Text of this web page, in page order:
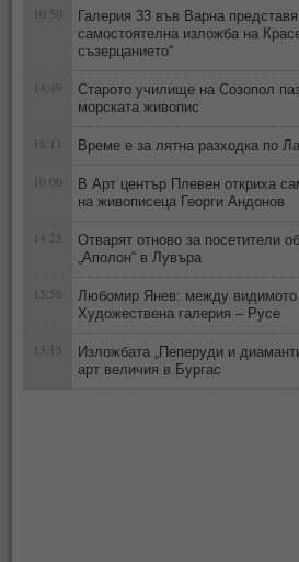
10:50
Галерия 33 във Варна
самостоятелна изложба на
съзерцанието“
14:49
Старото училище на Созопол
морската живопис
18:11 Време е за лятна разходка по
10:00
В Арт център Плевен откриха
на живописеца Георги Андонов
14:25
Отварят отново за посетители
„Аполон“ в Лувъра
13:56
Любомир Янев: между видимото
Художествена галерия – Русе
13:15
Изложбата „Пеперуди и
арт величия в Бургас